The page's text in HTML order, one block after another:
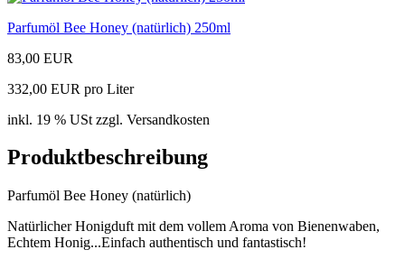
Parfumöl Bee Honey (natürlich) 250ml
83,00 EUR
332,00 EUR pro Liter
inkl. 19 % USt zzgl. Versandkosten
Produktbeschreibung
Parfumöl Bee Honey (natürlich)
Natürlicher Honigduft mit dem vollem Aroma von Bienenwaben,
Echtem Honig...Einfach authentisch und fantastisch!